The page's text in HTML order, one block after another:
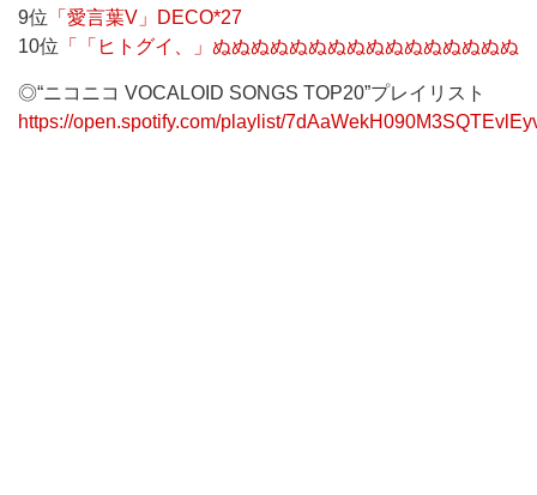
9位 「愛言葉V」DECO*27
10位 「「ヒトグイ、」ぬぬぬぬぬぬぬぬぬぬぬぬぬぬぬぬ
◎“ニコニコ VOCALOID SONGS TOP20”プレイリスト
https://open.spotify.com/playlist/